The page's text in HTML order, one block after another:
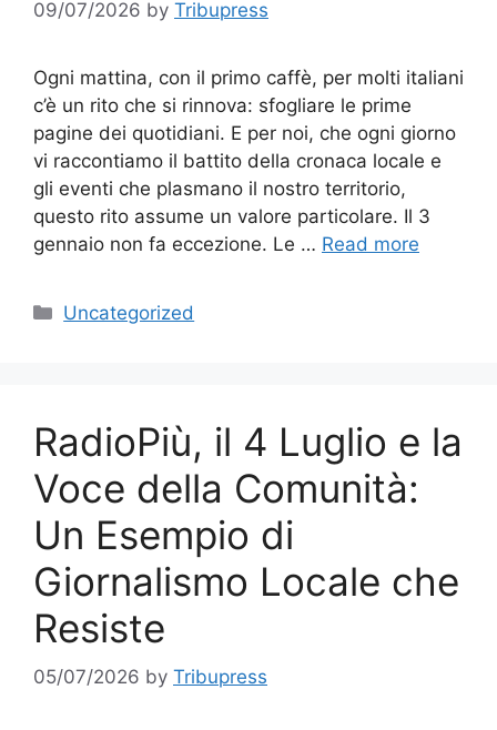
09/07/2026 by Tribupress
Ogni mattina, con il primo caffè, per molti italiani
c’è un rito che si rinnova: sfogliare le prime
pagine dei quotidiani. E per noi, che ogni giorno
vi raccontiamo il battito della cronaca locale e
gli eventi che plasmano il nostro territorio,
questo rito assume un valore particolare. Il 3
gennaio non fa eccezione. Le … Read more
Categories
Uncategorized
RadioPiù, il 4 Luglio e la
Voce della Comunità:
Un Esempio di
Giornalismo Locale che
Resiste
05/07/2026 by Tribupress